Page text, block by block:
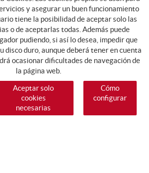
y asegurar un buen funcionamiento
tiene la posibilidad de aceptar solo las
o de aceptarlas todas. Además puede
pudiendo, si así lo desea, impedir que
disco duro, aunque deberá tener en cuenta
ocasionar dificultades de navegación de
la página web.
Aceptar solo
cookies
necesarias
Cómo
configurar